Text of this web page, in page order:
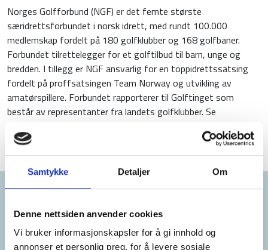
Samtykke Detaljer Om
Denne nettsiden anvender cookies
Vi bruker informasjonskapsler for å gi innhold og
annonser et personlig preg, for å levere sosiale
Norges Golfforbund (NGF) er det femte største
særidrettsforbundet i norsk idrett, med rundt 100.000
medlemskap fordelt på 180 golfklubber og 168 golfbaner.
Forbundet tilrettelegger for et golftilbud til barn, unge og
bredden. I tillegg er NGF ansvarlig for en toppidrettssatsing
fordelt på proffsatsingen Team Norway og utvikling av
amatørspillere. Forbundet rapporterer til Golftinget som
består av representanter fra landets golfklubber. Se
Samarbeidspartnere